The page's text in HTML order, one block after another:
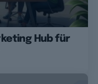
Hub für